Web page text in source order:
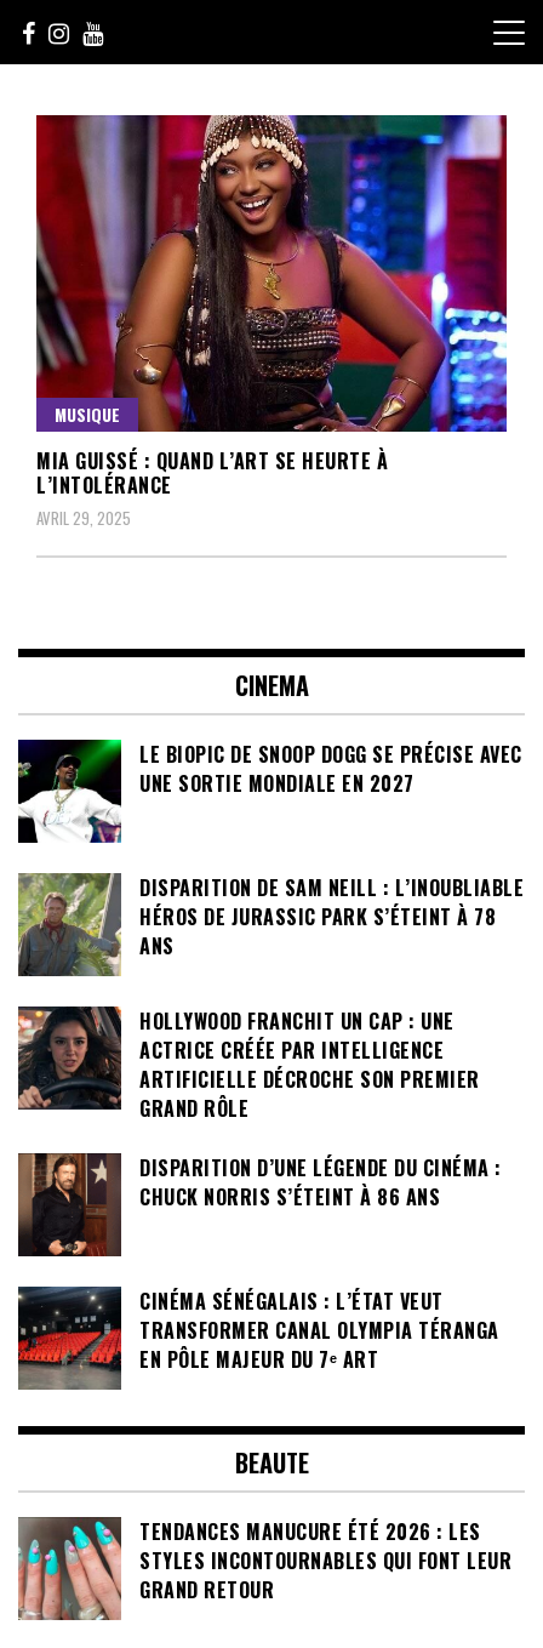
content
sunuculture
MUSIQUE
MIA GUISSÉ : QUAND L’ART SE HEURTE À
L’INTOLÉRANCE
AVRIL 29, 2025
CINEMA
LE BIOPIC DE SNOOP DOGG SE PRÉCISE AVEC
UNE SORTIE MONDIALE EN 2027
DISPARITION DE SAM NEILL : L’INOUBLIABLE
HÉROS DE JURASSIC PARK S’ÉTEINT À 78
ANS
HOLLYWOOD FRANCHIT UN CAP : UNE
ACTRICE CRÉÉE PAR INTELLIGENCE
ARTIFICIELLE DÉCROCHE SON PREMIER
GRAND RÔLE
DISPARITION D’UNE LÉGENDE DU CINÉMA :
CHUCK NORRIS S’ÉTEINT À 86 ANS
CINÉMA SÉNÉGALAIS : L’ÉTAT VEUT
TRANSFORMER CANAL OLYMPIA TÉRANGA
EN PÔLE MAJEUR DU 7ᵉ ART
BEAUTE
TENDANCES MANUCURE ÉTÉ 2026 : LES
STYLES INCONTOURNABLES QUI FONT LEUR
GRAND RETOUR